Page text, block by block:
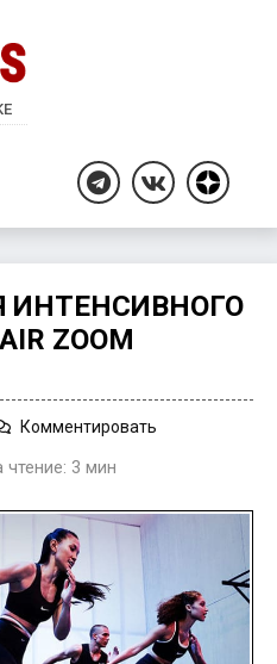
TelegramВКонтакте
Дзен
ИНТЕНСИВНОГО
ZOOM
Комментировать
Zoom
SuperRep
3 мин